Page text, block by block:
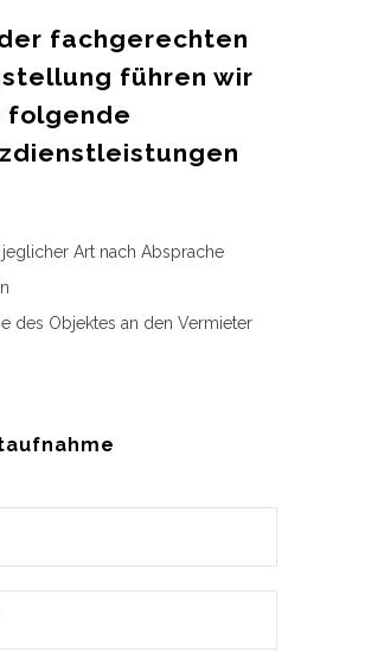
fachgerechten
führen wir
folgende
Art nach Absprache
des Objektes an den Vermieter